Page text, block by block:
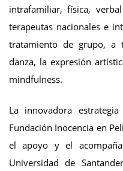
intrafamiliar, física,
terapeutas nacionales e
tratamiento de grupo, a
danza, la expresión
mindfulness.
La innovadora
Fundación Inocencia en
el apoyo y el
Universidad de